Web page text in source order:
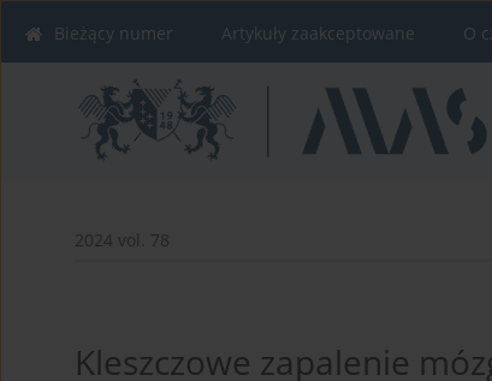
Bieżący numer Artykuły zaakceptowane O
2024 vol. 78
Kleszczowe zapalenie